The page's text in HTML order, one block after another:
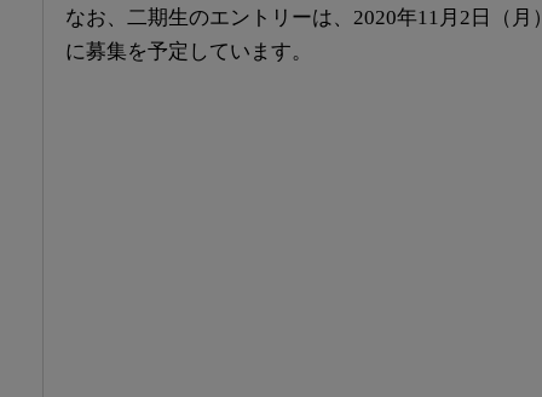
なお、二期生のエントリーは、2020年11月2日（月
に募集を予定しています。